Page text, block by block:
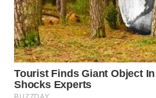
KUNINGAN
WN
MAJALENGKA
WN
SUBANG